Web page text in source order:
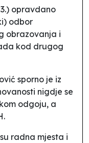
opravdano
odbor
obrazovanja i
kod drugog
sporno je iz
nigdje se
odgoju, a
radna mjesta i